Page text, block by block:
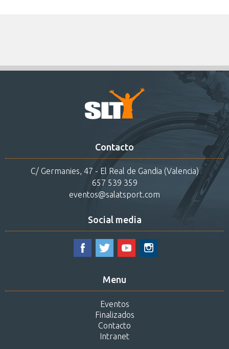
Contacto
C/ Germanies, 47 - El Real de Gandia (Valencia)
657 539 359
eventos@salatsport.com
Social media
Menu
Eventos
Finalizados
Contacto
Intranet